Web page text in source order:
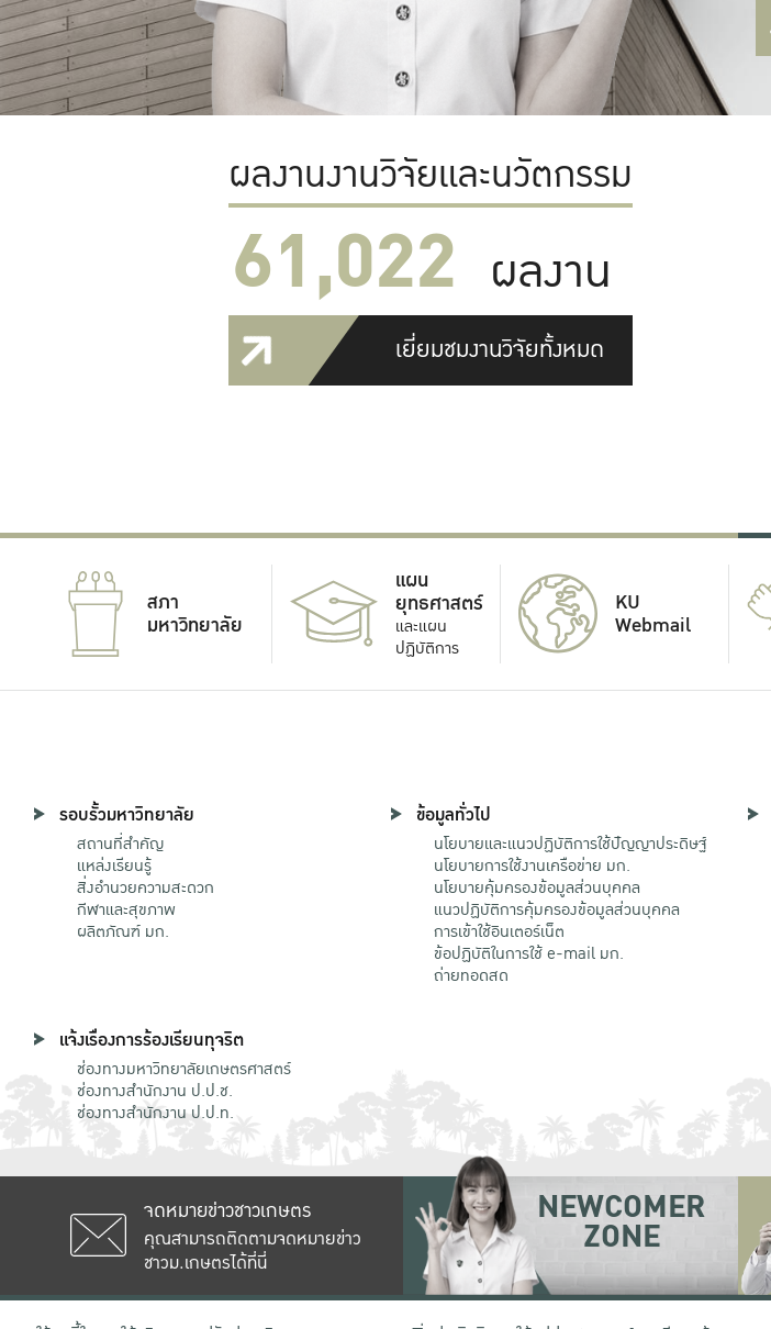
ผลงานงานวิจัยและนวัตกรรม
61,022 ผลงาน
เยี่ยมชมงานวิจัยทั้งหมด
สภา
มหาวิทยาลัย
แผน
ยุทธศาสตร์
และแผน
ปฏิบัติการ
KU
Webmail
รอบรั้วมหาวิทยาลัย
สถานที่สำคัญ
แหล่งเรียนรู้
สิ่งอำนวยความสะดวก
กีฬาและสุขภาพ
ผลิตภัณฑ์ มก.
ข้อมูลทั่วไป
นโยบายและแนวปฏิบัติการใช้ปัญญาประดิษฐ์
นโยบายการใช้งานเครือข่าย มก.
นโยบายคุ้มครองข้อมูลส่วนบุคคล
แนวปฏิบัติการคุ้มครองข้อมูลส่วนบุคคล
การเข้าใช้อินเตอร์เน็ต
ข้อปฏิบัติในการใช้ e-mail มก.
ถ่ายทอดสด
แจ้งเรื่องการร้องเรียนทุจริต
ช่องทางมหาวิทยาลัยเกษตรศาสตร์
ช่องทางสำนักงาน ป.ป.ช.
ช่องทางสำนักงาน ป.ป.ท.
จดหมายข่าวชาวเกษตร
คุณสามารถติดตามจดหมายข่าว
ชาวม.เกษตรได้ที่นี่
NEWCOMER
ZONE